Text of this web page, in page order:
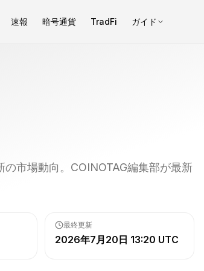
速報 暗号通貨 TradFi ガイド
市場動向。COINOTAG編集部が最新
最終更新
2026年7月20日 13:20 UTC